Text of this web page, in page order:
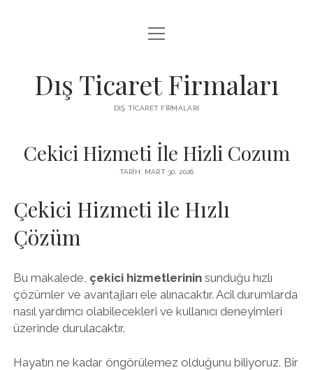
INSTAGRAM BEĞENI KASMA ÜCRETSIZ
SAYFA LISTESI
menüyü
aç
Dış Ticaret Firmaları
DIŞ TICARET FIRMALARI
Cekici Hizmeti İle Hizli Cozum
TARIH: MART 30, 2026
Çekici Hizmeti ile Hızlı
Çözüm
Bu makalede, çekici hizmetlerininsunduğu hızlı
çözümler ve avantajları ele alınacaktır. Acil durumlarda
nasıl yardımcı olabilecekleri ve kullanıcı deneyimleri
üzerinde durulacaktır.
Hayatın ne kadar öngörülemez olduğunu biliyoruz. Bir